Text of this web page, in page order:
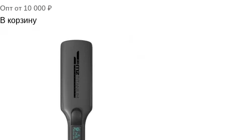
Опт от 10 000 ₽
В корзину